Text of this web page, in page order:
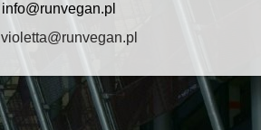
info@runvegan.pl
violetta@runvegan.pl